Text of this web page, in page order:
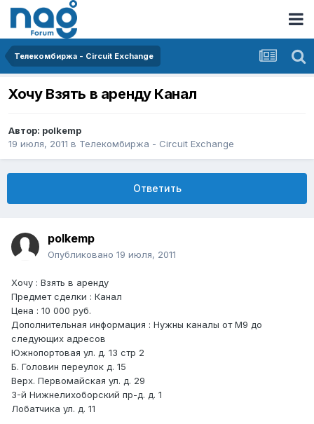
Телекомбиржа - Circuit Exchange
Хочу Взять в аренду Канал
Автор: polkemp
19 июля, 2011 в Телекомбиржа - Circuit Exchange
Ответить
polkemp
Опубликовано 19 июля, 2011
Хочу : Взять в аренду
Предмет сделки : Канал
Цена : 10 000 руб.
Дополнительная информация : Нужны каналы от М9 до
следующих адресов
Южнопортовая ул. д. 13 стр 2
Б. Головин переулок д. 15
Верх. Первомайская ул. д. 29
3-й Нижнелихоборский пр-д. д. 1
Лобатчика ул. д. 11